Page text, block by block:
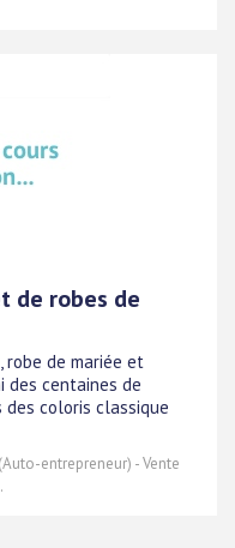
de robes de
robe de mariée et
des centaines de
coloris classique
entrepreneur) - Vente